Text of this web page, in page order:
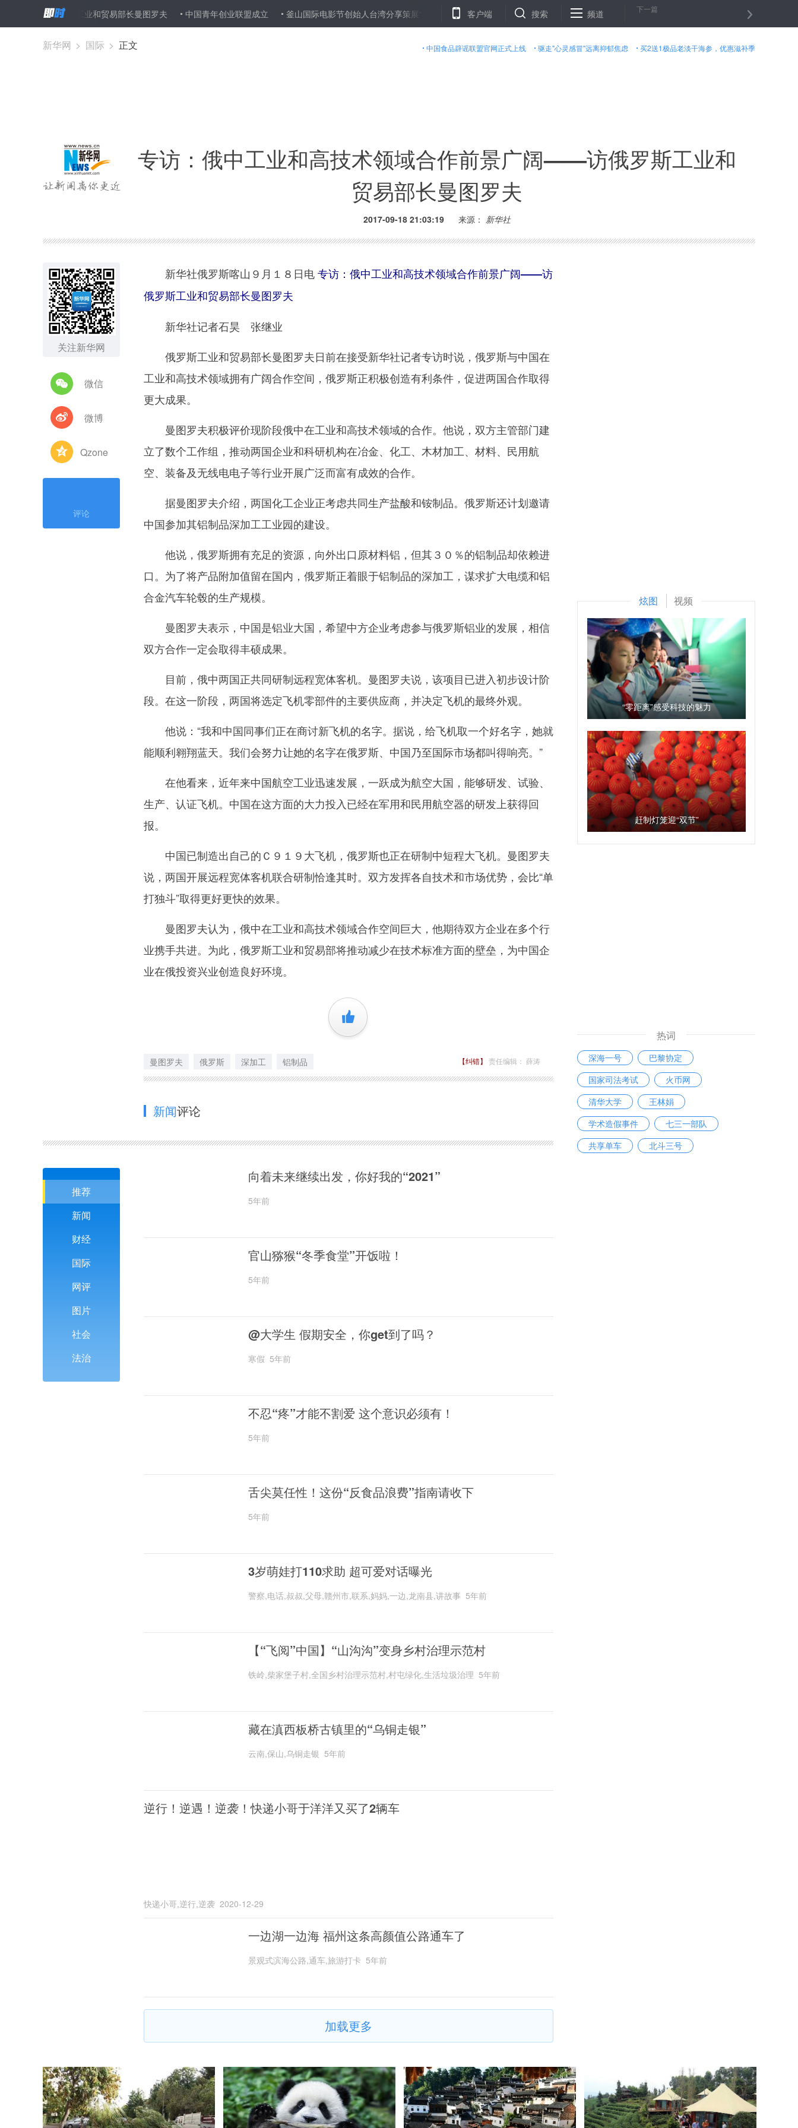
俄罗斯工业和贸易部长曼图罗夫 中国青年创业联盟成立 釜山国际电影节创始人台湾分享策展“秘笈” 15个热点城市房价环比全面止涨 “金九银十”或将落空 北京检方：公益诉讼两年试点发现案件线
客户端 搜索 频道 下一篇
中国食品辟谣联盟官网正式上线 驱走"心灵感冒"远离抑郁焦虑 买2送1极品老淡干海参，优惠滋补季
新华网 > 国际 > 正文
专访：俄中工业和高技术领域合作前景广阔——访俄罗斯工业和
贸易部长曼图罗夫
2017-09-18 21:03:19 来源： 新华社
关注新华网
微信
微博
Qzone
评论
新华社俄罗斯喀山９月１８日电专访：俄中工业和高技术领域合作前景广阔——访
俄罗斯工业和贸易部长曼图罗夫
新华社记者石昊 张继业
俄罗斯工业和贸易部长曼图罗夫日前在接受新华社记者专访时说，俄罗斯与中国在
工业和高技术领域拥有广阔合作空间，俄罗斯正积极创造有利条件，促进两国合作取得
更大成果。
曼图罗夫积极评价现阶段俄中在工业和高技术领域的合作。他说，双方主管部门建
立了数个工作组，推动两国企业和科研机构在冶金、化工、木材加工、材料、民用航
空、装备及无线电电子等行业开展广泛而富有成效的合作。
据曼图罗夫介绍，两国化工企业正考虑共同生产盐酸和铵制品。俄罗斯还计划邀请
中国参加其铝制品深加工工业园的建设。
他说，俄罗斯拥有充足的资源，向外出口原材料铝，但其３０％的铝制品却依赖进
口。为了将产品附加值留在国内，俄罗斯正着眼于铝制品的深加工，谋求扩大电缆和铝
合金汽车轮毂的生产规模。
曼图罗夫表示，中国是铝业大国，希望中方企业考虑参与俄罗斯铝业的发展，相信
双方合作一定会取得丰硕成果。
目前，俄中两国正共同研制远程宽体客机。曼图罗夫说，该项目已进入初步设计阶
段。在这一阶段，两国将选定飞机零部件的主要供应商，并决定飞机的最终外观。
他说：“我和中国同事们正在商讨新飞机的名字。据说，给飞机取一个好名字，她就
能顺利翱翔蓝天。我们会努力让她的名字在俄罗斯、中国乃至国际市场都叫得响亮。”
在他看来，近年来中国航空工业迅速发展，一跃成为航空大国，能够研发、试验、
生产、认证飞机。中国在这方面的大力投入已经在军用和民用航空器的研发上获得回
报。
中国已制造出自己的Ｃ９１９大飞机，俄罗斯也正在研制中短程大飞机。曼图罗夫
说，两国开展远程宽体客机联合研制恰逢其时。双方发挥各自技术和市场优势，会比“单
打独斗”取得更好更快的效果。
曼图罗夫认为，俄中在工业和高技术领域合作空间巨大，他期待双方企业在多个行
业携手共进。为此，俄罗斯工业和贸易部将推动减少在技术标准方面的壁垒，为中国企
业在俄投资兴业创造良好环境。
+1
曼图罗夫 俄罗斯 深加工 铝制品 【纠错】 责任编辑： 薛涛
新闻评论
推荐
新闻
财经
国际
网评
图片
社会
法治
向着未来继续出发，你好我的“2021”
5年前
官山猕猴“冬季食堂”开饭啦！
5年前
@大学生 假期安全，你get到了吗？
寒假 5年前
不忍“疼”才能不割爱 这个意识必须有！
5年前
舌尖莫任性！这份“反食品浪费”指南请收下
5年前
3岁萌娃打110求助 超可爱对话曝光
警察,电话,叔叔,父母,赣州市,联系,妈妈,一边,龙南县,讲故事 5年前
【“飞阅”中国】“山沟沟”变身乡村治理示范村
铁岭,柴家堡子村,全国乡村治理示范村,村屯绿化,生活垃圾治理 5年前
藏在滇西板桥古镇里的“乌铜走银”
云南,保山,乌铜走银 5年前
逆行！逆遇！逆袭！快递小哥于洋洋又买了2辆车
快递小哥,逆行,逆袭 2020-12-29
一边湖一边海 福州这条高颜值公路通车了
景观式滨海公路,通车,旅游打卡 5年前
加载更多
炫图 视频
“零距离”感受科技的魅力
赶制灯笼迎“双节”
热词
深海一号
巴黎协定
国家司法考试
火币网
清华大学
王林娟
学术造假事件
七三一部队
共享单车
北斗三号